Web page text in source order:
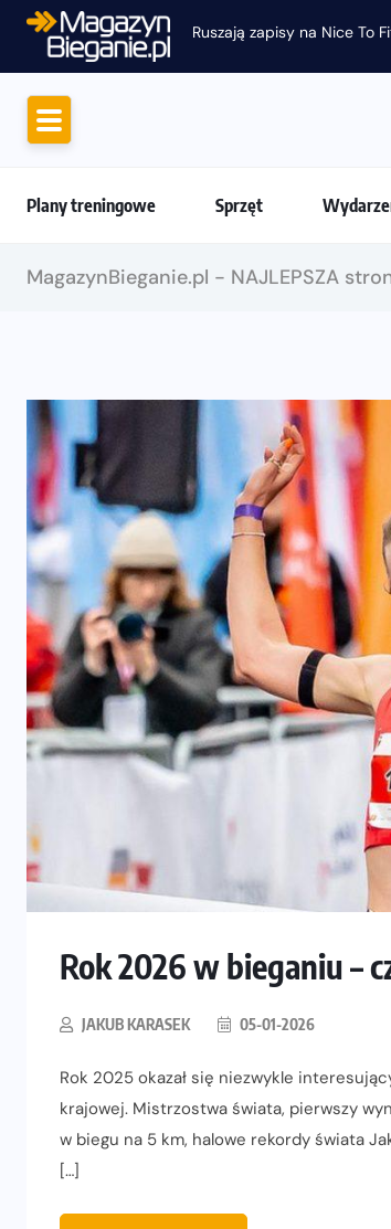
Ruszają zapisy na Nice To
Plany treningowe Sprzęt
MagazynBieganie.pl - NAJLEPSZA
Rok 2026 w bieganiu –
JAKUB KARASEK 05-01-2026
Rok 2025 okazał się niezwykle
krajowej. Mistrzostwa świata, pierwszy
w biegu na 5 km, halowe rekordy świata
[…]